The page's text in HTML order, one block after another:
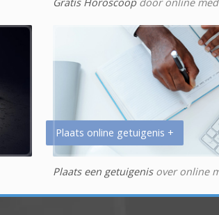
Plaats online getuigenis +
Plaats een getuigenisover online